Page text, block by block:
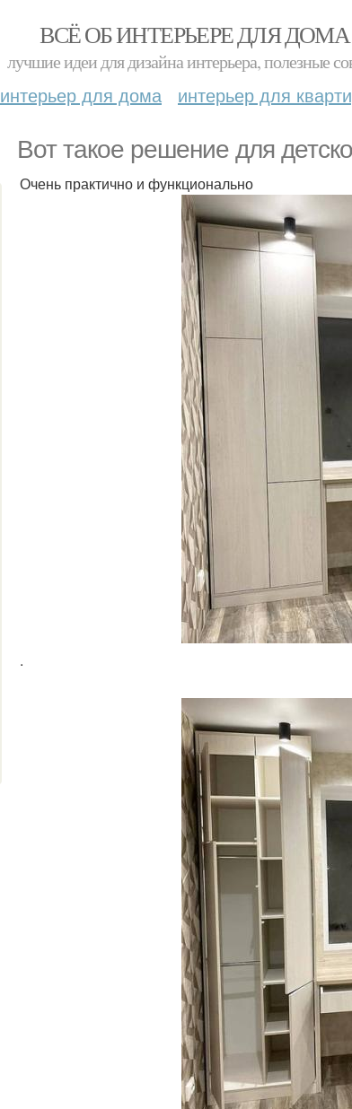
ВСЁ ОБ ИНТЕРЬЕРЕ ДЛЯ
лучшие идеи для дизайна интерьера, полезные
интерьер для дома интерьер для
Вот такое решение для
Очень практично и функционально
.